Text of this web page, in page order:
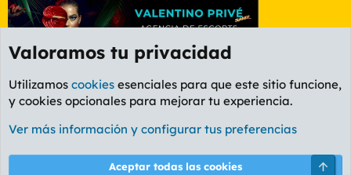
Foro Rapiñas
Cookies
PL OLDSTYLE AMARILLO
Términos y reglas Política de privacidad Ayuda
Valoramos tu privacidad
Utilizamos cookies esenciales para que este sitio funcione,
y cookies opcionales para mejorar tu experiencia.
Ver más información y configurar tus preferencias
Aceptar todas las cookies